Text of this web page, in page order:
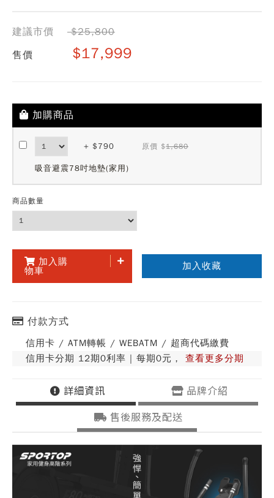
建議市價
$25,800
售價
$17,999
加購商品
+ $790 原價 $1,680
吸音避震78吋地墊(家用)
商品數量
加入購
物車
加入收藏
付款方式
信用卡 / ATM轉帳 / WEBATM / 超商代碼繳費
信用卡分期 12期0利率 | 每期0元， 查看更多分期
詳細資訊
品牌介紹
售後服務及配送